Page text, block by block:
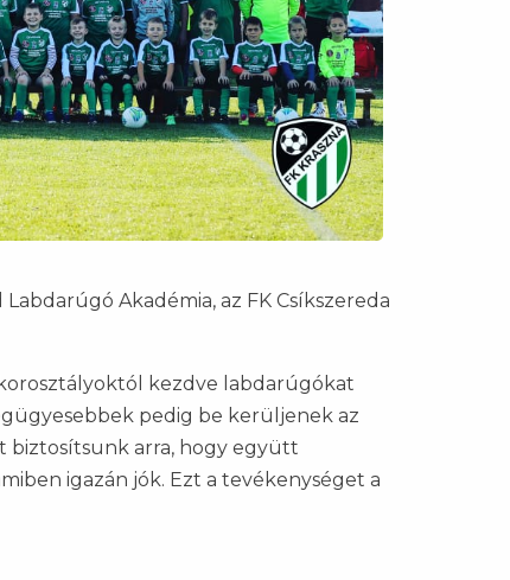
Akadémia, az FK Csíkszereda
kezdve labdarúgókat
pedig be kerüljenek az
biztosítsunk arra, hogy együtt
igazán jók. Ezt a tevékenységet a